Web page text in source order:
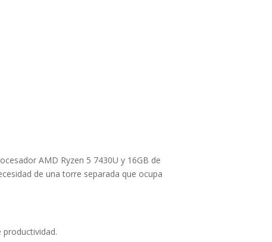
AMD Ryzen 5 7430U y 16GB de
de una torre separada que ocupa